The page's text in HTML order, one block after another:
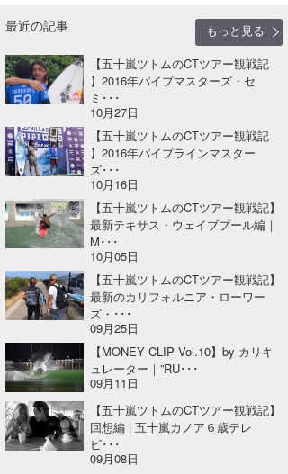
最近の記事
もっと見る
【五十嵐ツトムのCTツアー観戦記
】2016年パイプマスターズ・セ
ミ･･･
10月27日
【五十嵐ツトムのCTツアー観戦記
】2016年パイプラインマスター
ズ･･･
10月16日
【五十嵐ツトムのCTツアー観戦記】
最新テキサス・ウェイブプール編｜
M･･･
10月05日
【五十嵐ツトムのCTツアー観戦記】
最新のカリフォルニア・ローワー
ズ・･･･
09月25日
【MONEY CLIP Vol.10】by カリキ
ュレーター｜”RU･･･
09月11日
【五十嵐ツトムのCTツアー観戦記】
回想編 | 五十嵐カノア６歳テレ
ビ･･･
09月08日